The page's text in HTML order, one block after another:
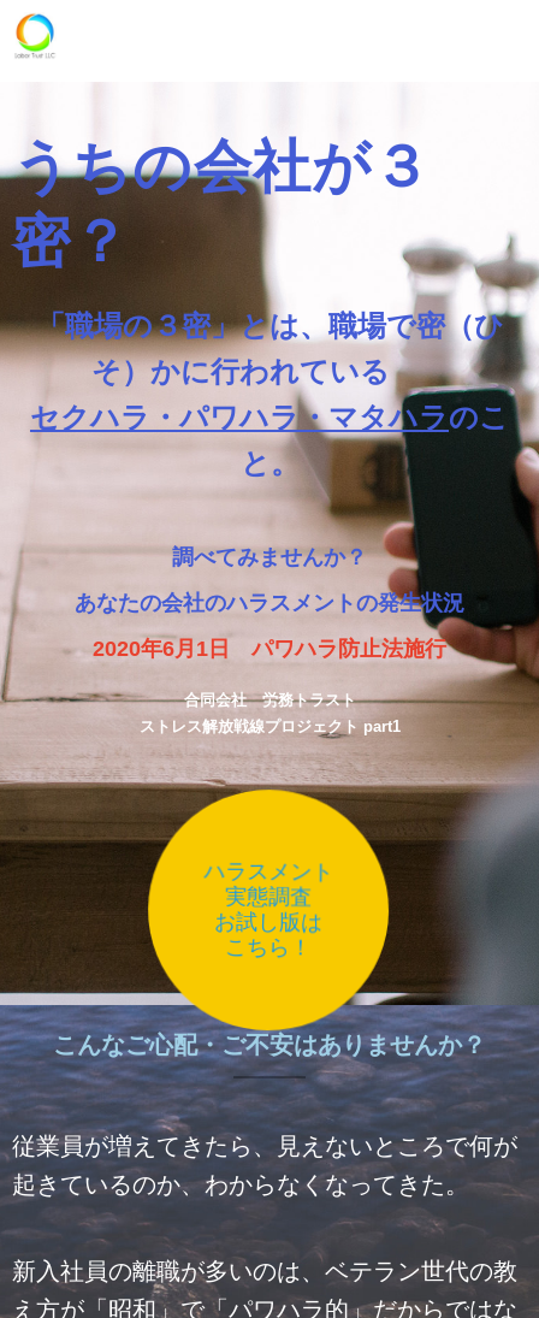
うちの会社が３
密？
「職場の３密」とは、職場で密（ひ
そ）かに行われている
セクハラ・パワハラ・マタハラのこ
と。
調べてみませんか？
あなたの会社のハラスメントの発生状況
2020年6月1日 パワハラ防止法施行
合同会社 労務トラスト
ストレス解放戦線プロジェクト part1
ハラスメント
実態調査
お試し版は
こちら！
こんなご心配・ご不安はありませんか？
従業員が増えてきたら、見えないところで何が
起きているのか、わからなくなってきた。
新入社員の離職が多いのは、ベテラン世代の教
え方が「昭和」で「パワハラ的」だからではな